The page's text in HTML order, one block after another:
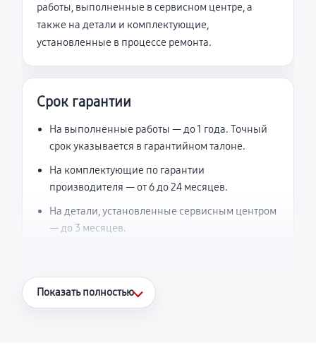
работы, выполненные в сервисном центре, а
также на детали и комплектующие,
установленные в процессе ремонта.
Срок гарантии
На выполненные работы — до 1 года. Точный
срок указывается в гарантийном талоне.
На комплектующие по гарантии
производителя — от 6 до 24 месяцев.
На детали, установленные сервисным центром
— до 3 месяцев.
Что считается гарантийным случаем
Показать полностью